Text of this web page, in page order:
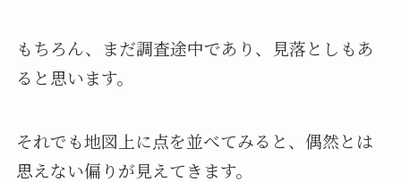
もちろん、まだ調査途中であり、見落としもあ
ると思います。
それでも地図上に点を並べてみると、偶然とは
思えない偏りが見えてきます。